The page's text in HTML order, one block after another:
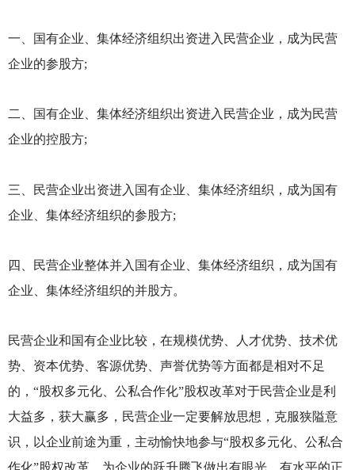
一、国有企业、集体经济组织出资进入民营企业，成为民营
企业的参股方;
二、国有企业、集体经济组织出资进入民营企业，成为民营
企业的控股方;
三、民营企业出资进入国有企业、集体经济组织，成为国有
企业、集体经济组织的参股方;
四、民营企业整体并入国有企业、集体经济组织，成为国有
企业、集体经济组织的并股方。
民营企业和国有企业比较，在规模优势、人才优势、技术优
势、资本优势、客源优势、声誉优势等方面都是相对不足
的，“股权多元化、公私合作化”股权改革对于民营企业是利
大益多，获大赢多，民营企业一定要解放思想，克服狭隘意
识，以企业前途为重，主动愉快地参与“股权多元化、公私合
作化”股权改革，为企业的跃升腾飞做出有眼光、有水平的正